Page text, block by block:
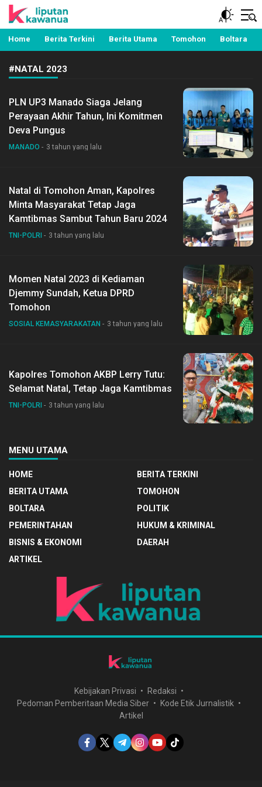
Liputan Kawanua
Berita Manado, Sulawesi Utara, Kawanua, Politik,
Pemerintahan, Hukum Kriminal dan Nasional
Home Berita Terkini Berita Utama Tomohon Boltara
#NATAL 2023
PLN UP3 Manado Siaga Jelang
Perayaan Akhir Tahun, Ini Komitmen
Deva Pungus
MANADO 3 tahun yang lalu
Natal di Tomohon Aman, Kapolres
Minta Masyarakat Tetap Jaga
Kamtibmas Sambut Tahun Baru 2024
TNI-POLRI 3 tahun yang lalu
Momen Natal 2023 di Kediaman
Djemmy Sundah, Ketua DPRD
Tomohon
SOSIAL KEMASYARAKATAN 3 tahun yang lalu
Kapolres Tomohon AKBP Lerry Tutu:
Selamat Natal, Tetap Jaga Kamtibmas
TNI-POLRI 3 tahun yang lalu
MENU UTAMA
HOME
BERITA TERKINI
BERITA UTAMA
TOMOHON
BOLTARA
POLITIK
PEMERINTAHAN
HUKUM & KRIMINAL
BISNIS & EKONOMI
DAERAH
ARTIKEL
Kebijakan Privasi
Redaksi
Pedoman Pemberitaan Media Siber
Kode Etik Jurnalistik
Artikel